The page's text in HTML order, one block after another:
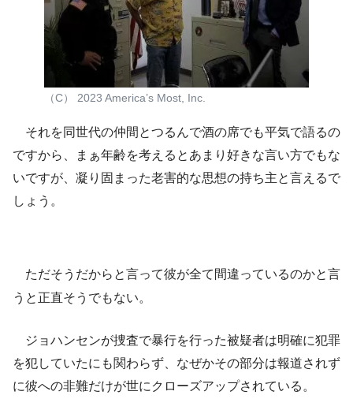
（C） 2023 America’s Most, Inc.
それを同世代の仲間とつるんで酒の席でも平気で語るの
ですから、まぁ年齢を考えるとあまり好きな言い方でもな
いですが、凝り固まった老害的な思想の持ち主と言えるで
しょう。
ただそうだからと言って彼が全て間違っているのかと言
うと正直そうでもない。
ジョハンセンが捜査で暴行を行った被疑者は明確に犯罪
を犯していたにも関わらず、なぜかその部分は報道されず
に彼への非難だけが世にクローズアップされている。